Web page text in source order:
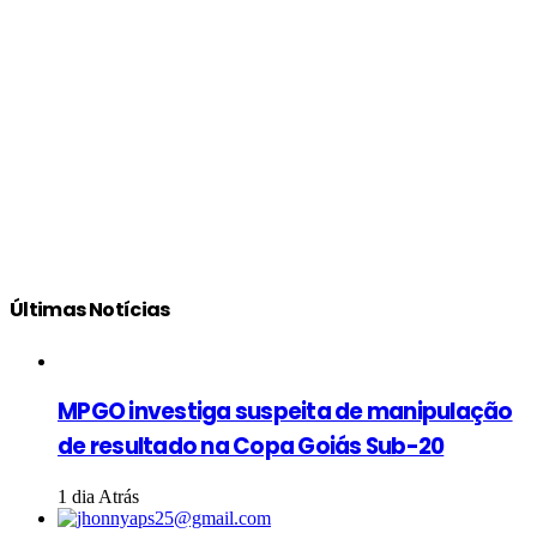
Últimas Notícias
MPGO investiga suspeita de manipulação
de resultado na Copa Goiás Sub-20
1 dia Atrás